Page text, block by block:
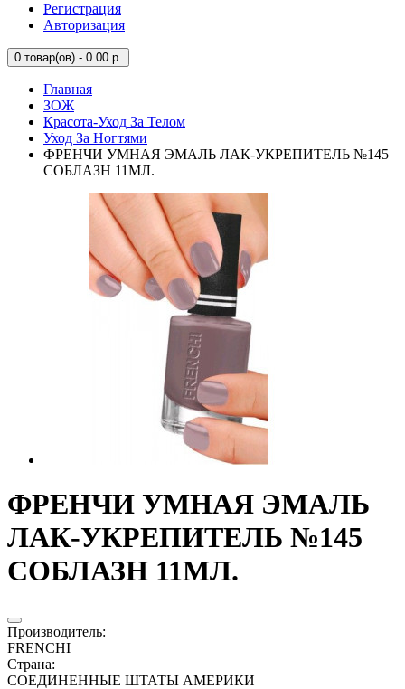
Регистрация
Авторизация
0 товар(ов) - 0.00 р.
Главная
ЗОЖ
Красота-Уход За Телом
Уход За Ногтями
ФРЕНЧИ УМНАЯ ЭМАЛЬ ЛАК-УКРЕПИТЕЛЬ №145
СОБЛАЗН 11МЛ.
ФРЕНЧИ УМНАЯ ЭМАЛЬ
ЛАК-УКРЕПИТЕЛЬ №145
СОБЛАЗН 11МЛ.
Производитель:
FRENCHI
Страна:
СОЕДИНЕННЫЕ ШТАТЫ АМЕРИКИ